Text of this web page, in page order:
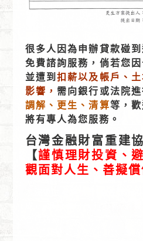
很多人因為申辦貸款碰
免費諮詢服務，倘若您
並遭到扣薪以及帳戶、
影響， 需向銀行或法院
調解、更生、清算等，
將有專人為您服務。
台灣金融財富重建
【謹慎理財投資、
觀面對人生、善擬